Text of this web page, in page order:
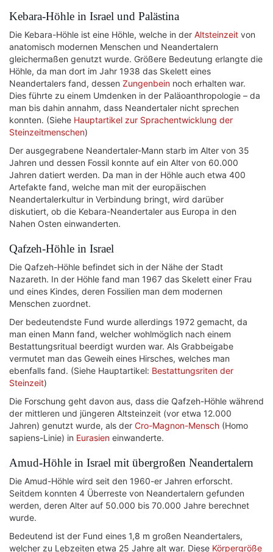
Kebara-Höhle in Israel und Palästina
Die Kebara-Höhle ist eine Höhle, welche in der Altsteinzeit von
anatomisch modernen Menschen und Neandertalern
gleichermaßen genutzt wurde. Größere Bedeutung erlangte die
Höhle, da man dort im Jahr 1938 das Skelett eines
Neandertalers fand, dessen Zungenbein noch erhalten war.
Dies führte zu einem Umdenken in der Paläoanthropologie – da
man bis dahin annahm, dass Neandertaler nicht sprechen
konnten. (Siehe Hauptartikel zur Sprachentwicklung der
Steinzeitmenschen)
Der ausgegrabene Neandertaler-Mann starb im Alter von 35
Jahren und dessen Fossil konnte auf ein Alter von 60.000
Jahren datiert werden. Da man in der Höhle auch etwa 400
Artefakte fand, welche man mit der europäischen
Neandertalerkultur in Verbindung bringt, wird darüber
diskutiert, ob die Kebara-Neandertaler aus Europa in den
Nahen Osten einwanderten.
Qafzeh-Höhle in Israel
Die Qafzeh-Höhle befindet sich in der Nähe der Stadt
Nazareth. In der Höhle fand man 1967 das Skelett einer Frau
und eines Kindes, deren Fossilien man dem modernen
Menschen zuordnet.
Der bedeutendste Fund wurde allerdings 1972 gemacht, da
man einen Mann fand, welcher wohlmöglich nach einem
Bestattungsritual beerdigt wurden war. Als Grabbeigabe
vermutet man das Geweih eines Hirsches, welches man
ebenfalls fand. (Siehe Hauptartikel: Bestattungsriten der
Steinzeit)
Die Forschung geht davon aus, dass die Qafzeh-Höhle während
der mittleren und jüngeren Altsteinzeit (vor etwa 12.000
Jahren) genutzt wurde, als der Cro-Magnon-Mensch (Homo
sapiens-Linie) in Eurasien einwanderte.
Amud-Höhle in Israel mit übergroßen Neandertalern
Die Amud-Höhle wird seit den 1960-er Jahren erforscht.
Seitdem konnten 4 Überreste von Neandertalern gefunden
werden, deren Alter auf 50.000 bis 70.000 Jahre berechnet
wurde.
Bedeutend ist der Fund eines 1,8 m großen Neandertalers,
welcher zu Lebzeiten etwa 25 Jahre alt war. Diese Körpergröße